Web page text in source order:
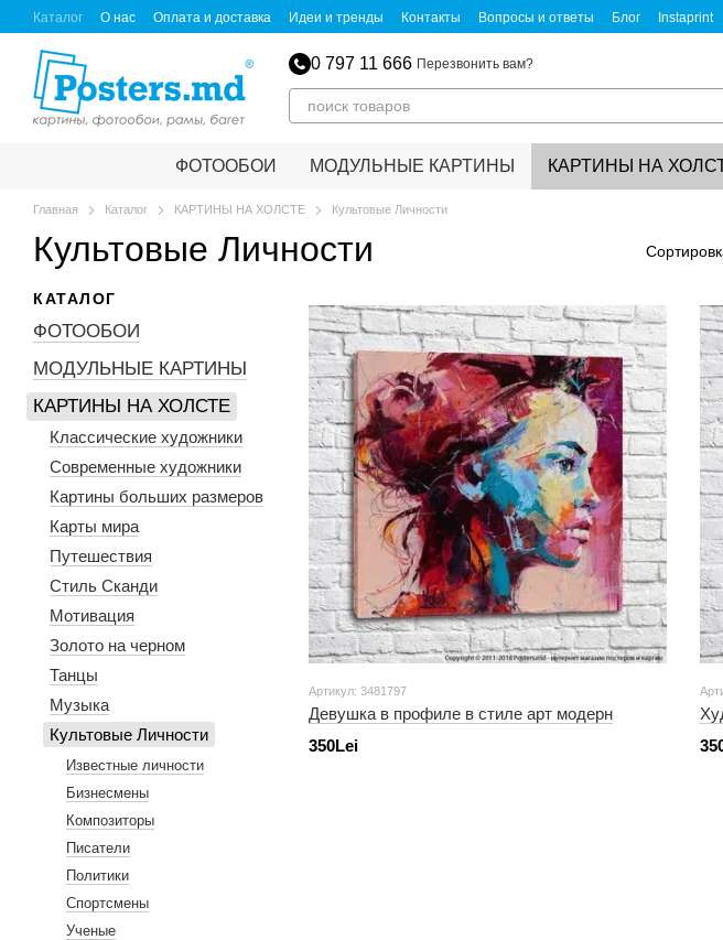
Перейти к основному контенту
Каталог О нас Оплата и доставка Идеи и тренды Контакты Вопросы и ответы Блог Instaprint
0 797 11 666 Перезвонить вам?
ФОТООБОИ МОДУЛЬНЫЕ КАРТИНЫ КАРТИНЫ НА
Главная Каталог КАРТИНЫ НА ХОЛСТЕ Культовые Личности
Культовые Личности
Артикул: 3481797
Девушка в профиле в стиле арт модерн
350Lei
КАТАЛОГ
ФОТООБОИ
МОДУЛЬНЫЕ КАРТИНЫ
КАРТИНЫ НА ХОЛСТЕ
Классические художники
Современные художники
Картины больших размеров
Карты мира
Путешествия
Стиль Сканди
Мотивация
Золото на черном
Танцы
Музыка
Культовые Личности
Известные личности
Бизнесмены
Композиторы
Писатели
Политики
Спортсмены
Ученые